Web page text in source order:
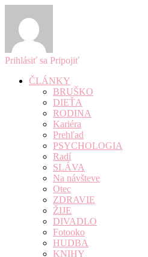
Prihlásiť sa Pripojiť
ČLÁNKY
BRUŠKO
DIEŤA
RODINA
Kariéra
Prehľad
PSYCHOLOGIA
Radí
SLÁVA
Na návšteve
Otec
ZDRAVIE
ŽIJE
DIVADLO
Fotooko
HUDBA
KNIHY